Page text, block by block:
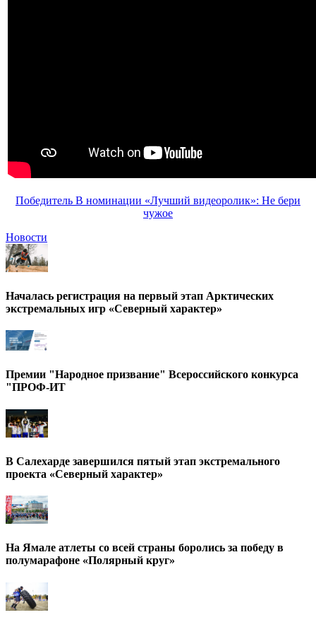
Победитель В номинации «Лучший видеоролик»: Не бери
чужое
Новости
Началась регистрация на первый этап Арктических
экстремальных игр «Северный характер»
Премии "Народное призвание" Всероссийского конкурса
"ПРОФ-ИТ
В Салехарде завершился пятый этап экстремального
проекта «Северный характер»
На Ямале атлеты со всей страны боролись за победу в
полумарафоне «Полярный круг»